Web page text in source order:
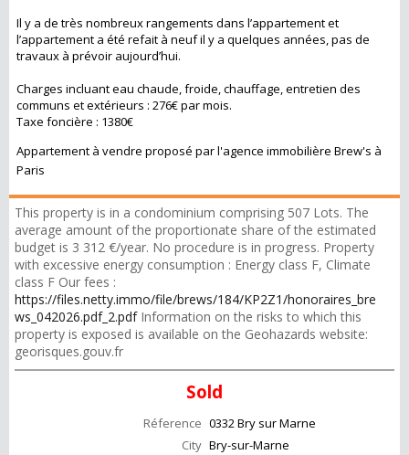
Il y a de très nombreux rangements dans l’appartement et
l’appartement a été refait à neuf il y a quelques années, pas de
travaux à prévoir aujourd’hui.
Charges incluant eau chaude, froide, chauffage, entretien des
communs et extérieurs : 276€ par mois.
Taxe foncière : 1380€
Appartement à vendre proposé par l'agence immobilière Brew's à
Paris
This property is in a condominium comprising 507 Lots. The
average amount of the proportionate share of the estimated
budget is 3 312 €/year. No procedure is in progress. Property
with excessive energy consumption : Energy class F, Climate
class F Our fees :
https://files.netty.immo/file/brews/184/KP2Z1/honoraires_bre
ws_042026.pdf_2.pdfInformation on the risks to which this
property is exposed is available on the Geohazards website:
georisques.gouv.fr
Sold
Réference 0332 Bry sur Marne
City Bry-sur-Marne